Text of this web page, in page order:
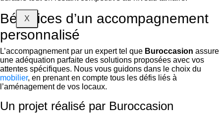
X
Bénéfices d’un accompagnement
personnalisé
L’accompagnement par un expert tel que Buroccasion assure
une adéquation parfaite des solutions proposées avec vos
attentes spécifiques. Nous vous guidons dans le choix du
mobilier, en prenant en compte tous les défis liés à
l’aménagement de vos locaux.
Un projet réalisé par Buroccasion